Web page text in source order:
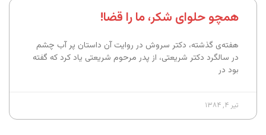
همچو حلوای شکر، ما را قضا!
هفته‌ی گذشته، دکتر سروش در روایت آن داستان پر آب چشم
در سالگرد دکتر شریعتی، از پدر مرحوم شریعتی یاد کرد که گفته
بود در
تیر ۴, ۱۳۸۴